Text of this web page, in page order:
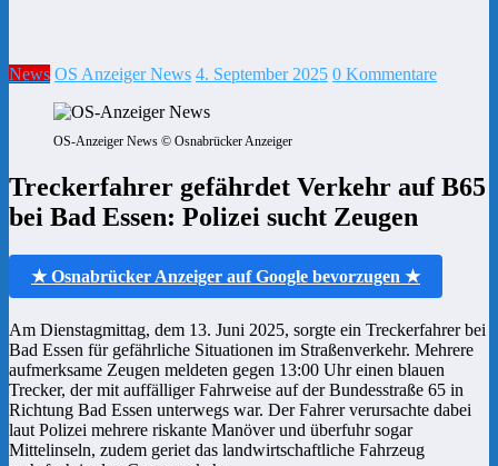
News OS Anzeiger News 4. September 2025 0 Kommentare
OS-Anzeiger News © Osnabrücker Anzeiger
Treckerfahrer gefährdet Verkehr auf B65
bei Bad Essen: Polizei sucht Zeugen
★ Osnabrücker Anzeiger auf Google bevorzugen ★
Am Dienstagmittag, dem 13. Juni 2025, sorgte ein Treckerfahrer bei
Bad Essen für gefährliche Situationen im Straßenverkehr. Mehrere
aufmerksame Zeugen meldeten gegen 13:00 Uhr einen blauen
Trecker, der mit auffälliger Fahrweise auf der Bundesstraße 65 in
Richtung Bad Essen unterwegs war. Der Fahrer verursachte dabei
laut Polizei mehrere riskante Manöver und überfuhr sogar
Mittelinseln, zudem geriet das landwirtschaftliche Fahrzeug